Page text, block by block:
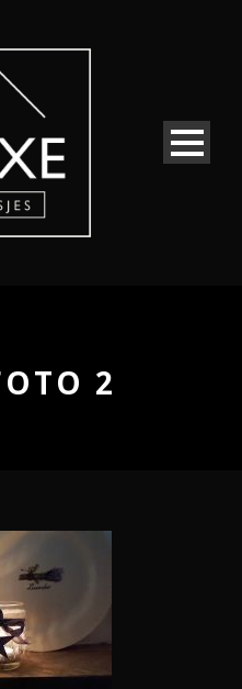
2